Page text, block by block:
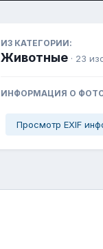
ИЗ КАТЕГОРИИ:
Животные · 23
ИНФОРМАЦИЯ О
Просмотр EXIF